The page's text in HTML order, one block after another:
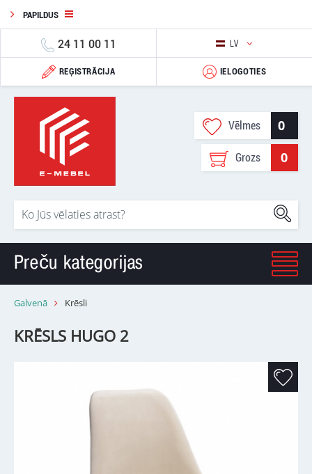
PAPILDUS
24 11 00 11 LV
REĢISTRĀCIJA IELOGOTIES
Vēlmes 0
Grozs 0
Preču kategorijas
Galvenā Krēsli
KRĒSLS HUGO 2